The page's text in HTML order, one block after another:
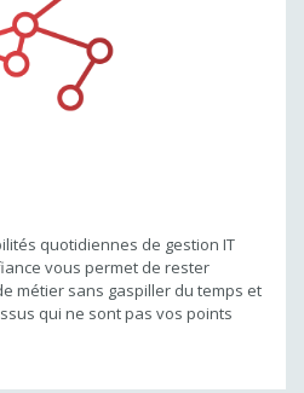
quotidiennes de gestion IT
vous permet de rester
métier sans gaspiller du temps et
qui ne sont pas vos points